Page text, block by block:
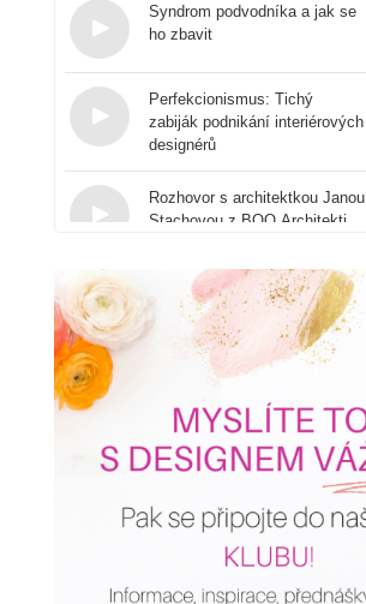
Syndrom podvodníka a jak se
ho zbavit
Loading...
Perfekcionismus: Tichý
zabiják podnikání interiérových
designérů
Rozhovor s architektkou Janou
Stachovou z BOQ Architekti
Loading...
Od architektury k
produktovému designu: Příběh
značky Vuch
Loading...
Proč ji zřejmě používáte
špatně a jak to změnit
Rychloobrátkový design
versus kvalitní projekty: Jakou
cestu si v podnikání